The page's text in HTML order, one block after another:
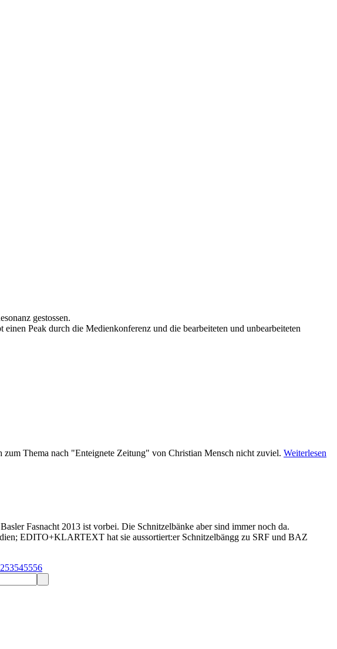
gestossen.
Peak durch die Medienkonferenz und die bearbeiteten und unbearbeiteten
Thema nach "Enteignete Zeitung" von Christian Mensch nicht zuviel. Weiterlesen
Fasnacht 2013 ist vorbei. Die Schnitzelbänke aber sind immer noch da.
EDITO+KLARTEXT hat sie aussortiert:er Schnitzelbängg zu SRF und BAZ
53545556